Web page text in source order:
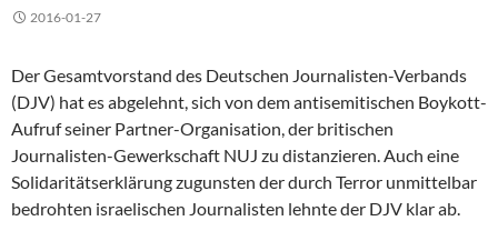
2016-01-27
Der Gesamtvorstand des Deutschen Journalisten-Verbands
(DJV) hat es abgelehnt, sich von dem antisemitischen Boykott-
Aufruf seiner Partner-Organisation, der britischen
Journalisten-Gewerkschaft NUJ zu distanzieren. Auch eine
Solidaritätserklärung zugunsten der durch Terror unmittelbar
bedrohten israelischen Journalisten lehnte der DJV klar ab.